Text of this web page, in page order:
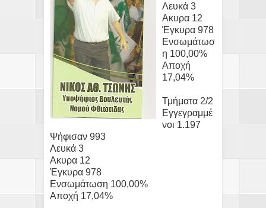
Λευκά 3
Ακυρα 12
Έγκυρα 978
Ενσωμάτωσ
η 100,00%
Αποχή
17,04%
Τμήματα 2/2
Εγγεγραμμέ
νοι 1.197
Ψήφισαν 993
Λευκά 3
Ακυρα 12
Έγκυρα 978
Ενσωμάτωση 100,00%
Αποχή 17,04%